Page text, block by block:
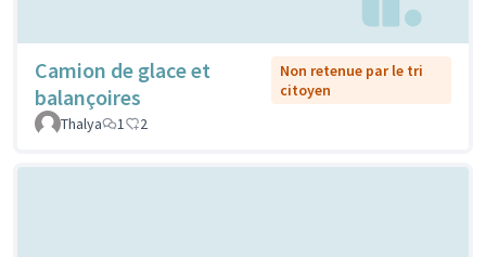
Camion de glace et
balançoires
Non retenue par le tri
citoyen
Thalya
1 2